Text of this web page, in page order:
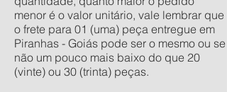
menor é o valor unitário, vale lembrar que
o frete para 01 (uma) peça entregue em
Piranhas - Goiás pode ser o mesmo ou se
não um pouco mais baixo do que 20
(vinte) ou 30 (trinta) peças.